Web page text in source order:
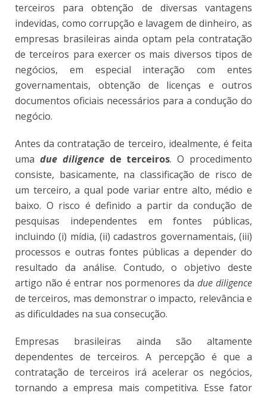
terceiros para obtenção de diversas vantagens
indevidas, como corrupção e lavagem de dinheiro, as
empresas brasileiras ainda optam pela contratação
de terceiros para exercer os mais diversos tipos de
negócios, em especial interação com entes
governamentais, obtenção de licenças e outros
documentos oficiais necessários para a condução do
negócio.
Antes da contratação de terceiro, idealmente, é feita
uma due diligencede terceiros. O procedimento
consiste, basicamente, na classificação de risco de
um terceiro, a qual pode variar entre alto, médio e
baixo. O risco é definido a partir da condução de
pesquisas independentes em fontes públicas,
incluindo (i) mídia, (ii) cadastros governamentais, (iii)
processos e outras fontes públicas a depender do
resultado da análise. Contudo, o objetivo deste
artigo não é entrar nos pormenores dadue diligence
de terceiros, mas demonstrar o impacto, relevância e
as dificuldades na sua consecução.
Empresas brasileiras ainda são altamente
dependentes de terceiros. A percepção é que a
contratação de terceiros irá acelerar os negócios,
tornando a empresa mais competitiva. Esse fator